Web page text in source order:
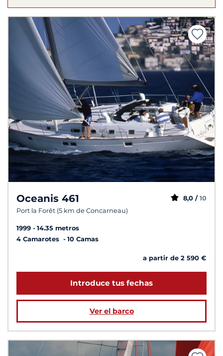
Oceanis 461
Port la Forêt (5 km de Concarneau)
8,0 / 10
1999
14.35 metros
4 Camarotes
10 Camas
a partir de 2 590 €
Introduce tus fechas
Ver el barco